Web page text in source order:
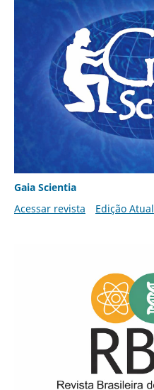
Gaia Scientia
Acessar revista
Edição Atual